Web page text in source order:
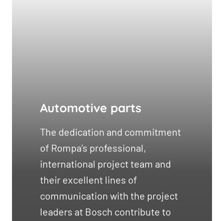
Automotive parts
The dedication and commitment
of Rompa’s professional,
international project team and
their excellent lines of
communication with the project
leaders at Bosch contribute to